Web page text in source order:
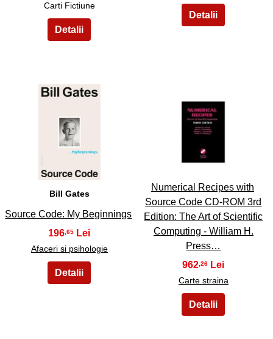
Carti Fictiune
11
Bill Gates
Source Code: My Beginnings
196 ,65
Afaceri si psihologie
Numerical Recipes with
Source Code CD-ROM 3rd
Edition: The Art of Scientific
Computing - William H.
Press…
962 ,26
Carte straina